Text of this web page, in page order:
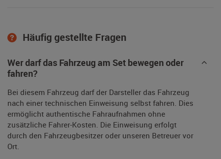
Häufig gestellte Fragen
Wer darf das Fahrzeug am Set bewegen oder
fahren?
Bei diesem Fahrzeug darf der Darsteller das Fahrzeug
nach einer technischen Einweisung selbst fahren. Dies
ermöglicht authentische Fahraufnahmen ohne
zusätzliche Fahrer-Kosten. Die Einweisung erfolgt
durch den Fahrzeugbesitzer oder unseren Betreuer vor
Ort.